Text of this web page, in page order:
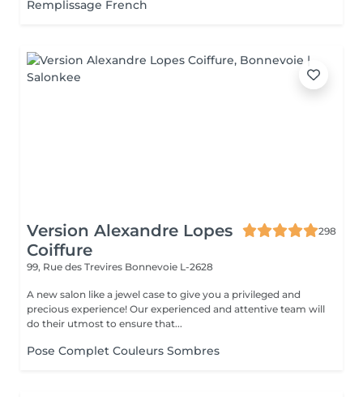
Remplissage French
Version Alexandre Lopes
Coiffure
298
99, Rue des Trevires Bonnevoie L-2628
A new salon like a jewel case to give you a privileged and
precious experience! Our experienced and attentive team will
do their utmost to ensure that...
Pose Complet Couleurs Sombres